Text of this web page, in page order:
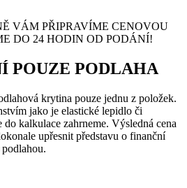
VÁM PŘIPRAVÍME CENOVOU
DO 24 HODIN OD PODÁNÍ!
POUZE PODLAHA
krytina pouze jednu z položek.
jako je elastické lepidlo či
kalkulace zahrneme. Výsledná cena
upřesnit představu o finanční